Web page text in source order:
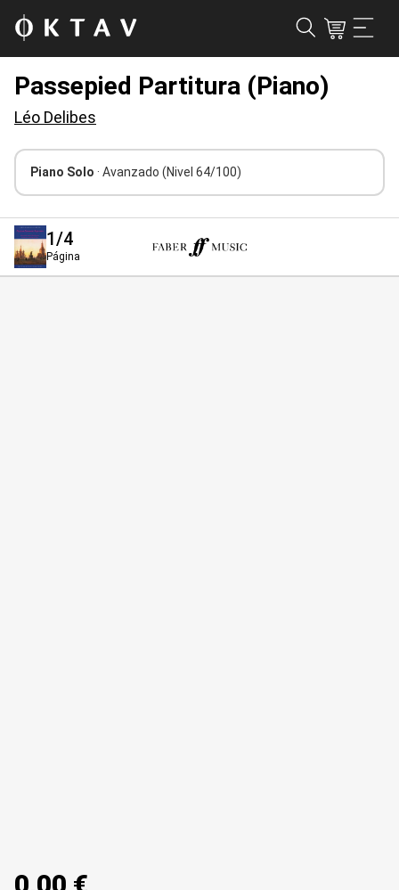
Passepied Partitura (Piano)
Léo Delibes
Piano Solo · Avanzado (Nivel 64/100)
1/4
Página